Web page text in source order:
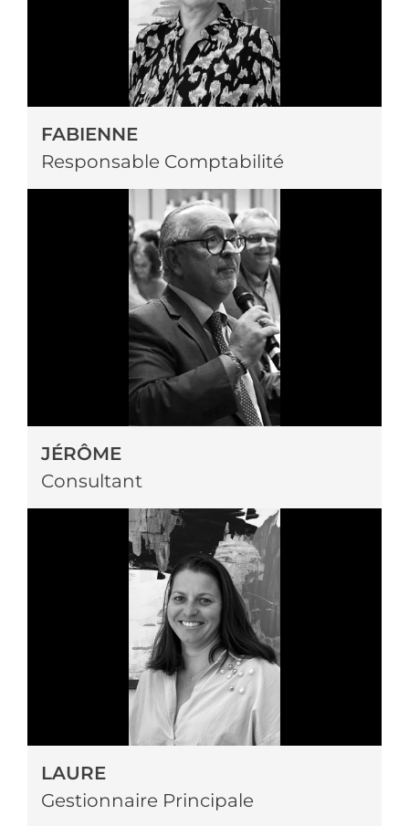
FABIENNE
Responsable Comptabilité
JÉRÔME
Consultant
LAURE
Gestionnaire Principale